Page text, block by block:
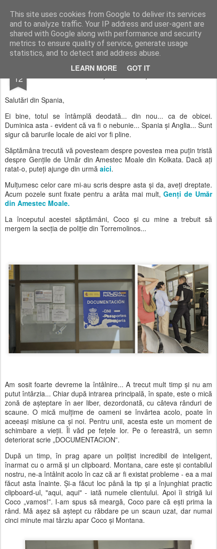
This site uses cookies from Google to deliver its services
and to analyze traffic. Your IP address and user-agent are
shared with Google along with performance and security
metrics to ensure quality of service, generate usage
statistics, and to detect and address abuse.
LEARN MORE GOT IT
AWGifts România
Home
12 Secția de Poliție
Salutări din Spania,
Ei bine, totul se întâmplă deodată... din nou... ca de obicei.
Duminica asta - evident că va fi o nebunie... Spania și Anglia... Sunt
sigur că barurile locale de aici vor fi pline.
Săptămâna trecută vă povesteam despre povestea mea puțin tristă
despre Gențile de Umăr din Amestec Moale din Kolkata. Dacă ați
ratat-o, puteți ajunge din urmă aici.
Mulțumesc celor care mi-au scris despre asta și da, aveți dreptate.
Acum pozele sunt fixate pentru a arăta mai mult,Genți de Umăr
din Amestec Moale.
La începutul acestei săptămâni, Coco și cu mine a trebuit să
mergem la secția de poliție din Torremolinos...
Am sosit foarte devreme la întâlnire... A trecut mult timp și nu am
putut întârzia... Chiar după intrarea principală, în spate, este o mică
zonă de așteptare în aer liber, dezordonată, cu câteva rânduri de
scaune. O mică mulțime de oameni se învârtea acolo, poate în
aceeași misiune ca și noi. Pentru unii, acesta este un moment de
schimbare a vieții. Îl văd pe fețele lor. Pe o fereastră, un semn
deteriorat scrie „DOCUMENTACION”.
După un timp, în prag apare un polițist incredibil de inteligent,
înarmat cu o armă și un clipboard. Montana, care este și contabilul
nostru, ne-a întâlnit acolo în caz că ar fi existat probleme - ea a mai
făcut asta înainte. Și-a făcut loc până la tip și a înjunghiat practic
clipboard-ul, "aqui, aqui" - iată numele clientului. Apoi îi strigă lui
Coco „vamos!”. I-am spus să meargă, Coco pare că ești prima la
rând. Mă așez să aștept cu răbdare pe un scaun uzat, dar numai
cinci minute mai târziu apar Coco și Montana.